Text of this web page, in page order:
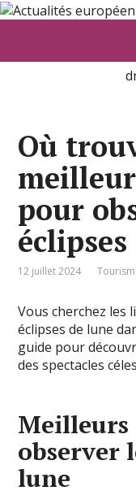
Actualité
red
Où
pour
12 juillet 2024
Vous cherchez les
éclipses de lune
guide pour
des spectacles
observer
lune